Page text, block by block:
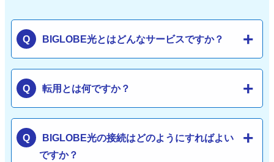
BIGLOBE光とはどんなサービスですか？
転用とは何ですか？
BIGLOBE光の接続はどのようにすればよい
ですか？